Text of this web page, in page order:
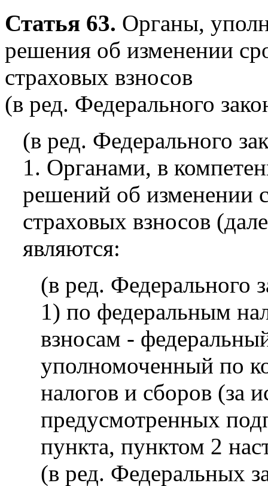
Статья 63. Органы,
решения об изменении
страховых взносов
(в ред. Федерального
(в ред. Федерального
1. Органами, в
решений об изменении
страховых взносов
являются:
(в ред. Федерального
1) по федеральным
взносам -
уполномоченный по
налогов и сборов (за
предусмотренных
пункта, пунктом 2
(в ред. Федеральных